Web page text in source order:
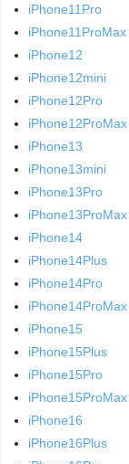
iPhone11Pro
iPhone11ProMax
iPhone12
iPhone12mini
iPhone12Pro
iPhone12ProMax
iPhone13
iPhone13mini
iPhone13Pro
iPhone13ProMax
iPhone14
iPhone14Plus
iPhone14Pro
iPhone14ProMax
iPhone15
iPhone15Plus
iPhone15Pro
iPhone15ProMax
iPhone16
iPhone16Plus